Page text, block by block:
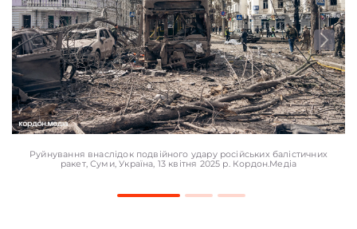
Руйнування внаслідок подвійного удару російських балістичних
ракет, Суми, Україна, 13 квітня 2025 р. Кордон.Медіа